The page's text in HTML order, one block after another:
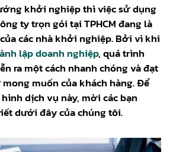
khởi nghiệp thì việc sử dụng
ty trọn gói tại TPHCM đang là
các nhà khởi nghiệp. Bởi vì khi
lập doanh nghiệp, quá trình
ra một cách nhanh chóng và đạt
muốn của khách hàng. Để
dịch vụ này, mời các bạn
dưới đây của chúng tôi.